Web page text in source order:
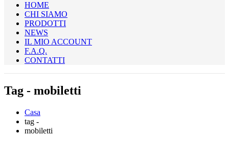
HOME
CHI SIAMO
PRODOTTI
NEWS
IL MIO ACCOUNT
F.A.Q.
CONTATTI
Tag - mobiletti
Casa
tag -
mobiletti